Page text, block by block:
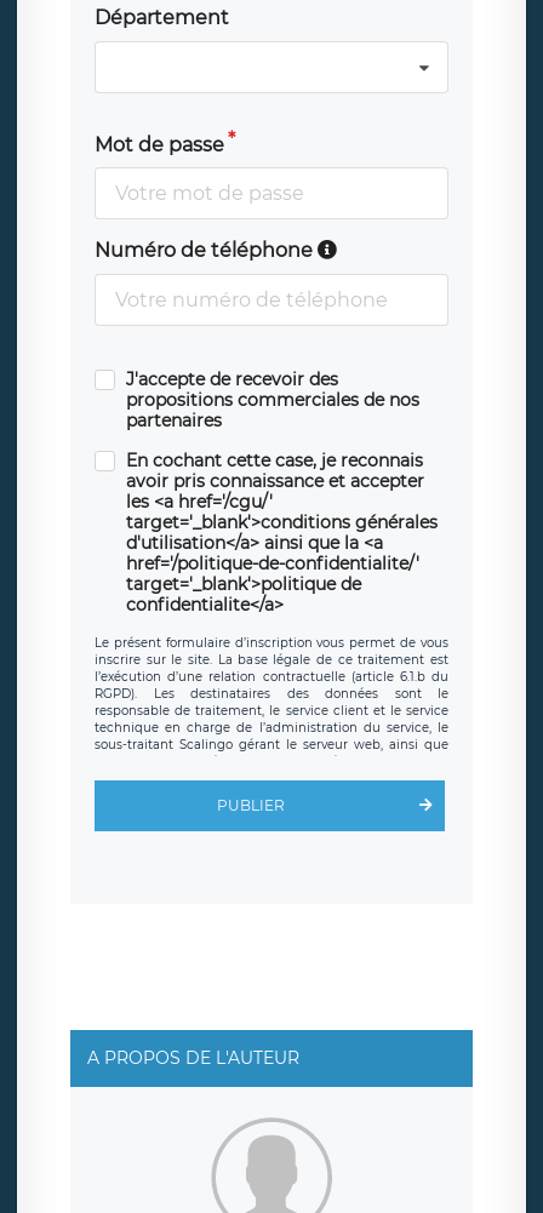
Département
Mot de passe
Numéro de téléphone
J'accepte de recevoir des
propositions commerciales de nos
partenaires
En cochant cette case, je reconnais
avoir pris connaissance et accepter
les <a href='/cgu/'
target='_blank'>conditions générales
d'utilisation</a> ainsi que la <a
href='/politique-de-confidentialite/'
target='_blank'>politique de
confidentialite</a>
Le présent formulaire d’inscription vous permet de vous
inscrire sur le site. La base légale de ce traitement est
l’exécution d’une relation contractuelle (article 6.1.b du
RGPD). Les destinataires des données sont le
responsable de traitement, le service client et le service
technique en charge de l’administration du service, le
sous-traitant Scalingo gérant le serveur web, ainsi que
toute personne légalement autorisée. Le formulaire
d’inscription est hébergé sur un serveur hébergé par
clauses de
protection conformes au RGPD
. Les données collectées
sont conservées jusqu’à ce que l’Internaute en sollicite la
rue Léopold Sédar Senghor, joignable à l’adresse mail :
responsabledetraitement@legavox.fr. Vous avez
également le droit d’introduire une réclamation auprès
d’une autorité de contrôle.
PUBLIER
A PROPOS DE L'AUTEUR